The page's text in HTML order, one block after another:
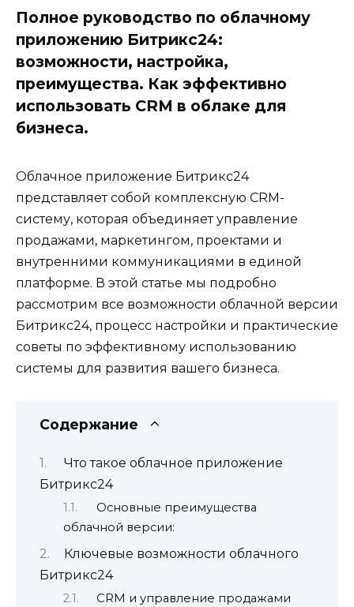
Полное руководство по облачному
приложению Битрикс24:
возможности, настройка,
преимущества. Как эффективно
использовать CRM в облаке для
бизнеса.
Облачное приложение Битрикс24
представляет собой комплексную CRM-
систему, которая объединяет управление
продажами, маркетингом, проектами и
внутренними коммуникациями в единой
платформе. В этой статье мы подробно
рассмотрим все возможности облачной версии
Битрикс24, процесс настройки и практические
советы по эффективному использованию
системы для развития вашего бизнеса.
Содержание
Что такое облачное приложение
Битрикс24
Основные преимущества
облачной версии:
Ключевые возможности облачного
Битрикс24
CRM и управление продажами